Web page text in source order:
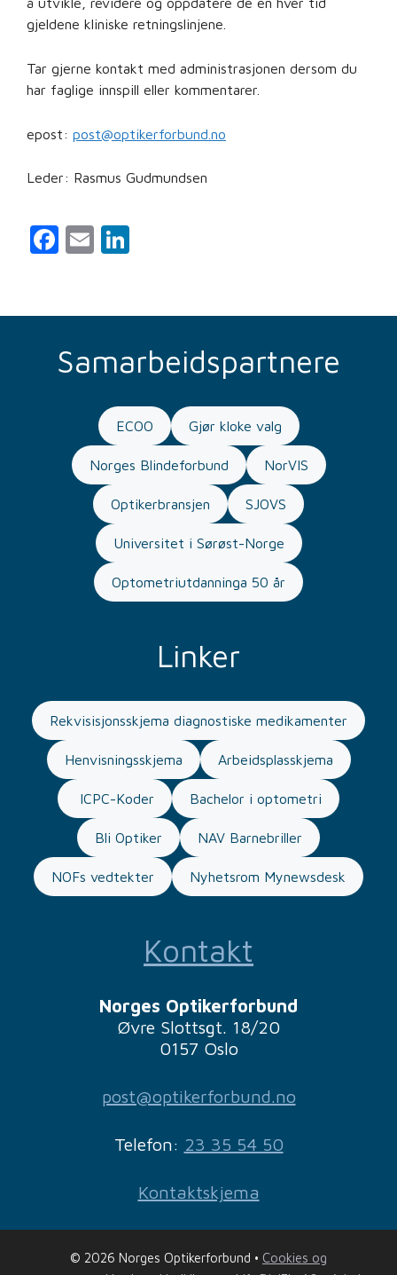
gjeldene kliniske retningslinjene.
Tar gjerne kontakt med administrasjonen dersom du
har faglige innspill eller kommentarer.
epost: post@optikerforbund.no
Leder: Rasmus Gudmundsen
F
e
b
o
E
l
e
dI
n
Samarbeidspartnere
ECOO Gjør kloke valg
Norges Blindeforbund NorVIS
Optikerbransjen SJOVS
Universitet i Sørøst-Norge
Optometriutdanninga 50 år
Linker
Rekvisisjonsskjema diagnostiske medikamenter
Henvisningsskjema Arbeidsplasskjema
ICPC-Koder Bachelor i optometri
Bli Optiker NAV Barnebriller
NOFs vedtekter Nyhetsrom Mynewsdesk
Kontakt
Norges Optikerforbund
Øvre Slottsgt. 18/20
0157 Oslo
post@optikerforbund.no
Telefon: 23 35 54 50
Kontaktskjema
© 2026 Norges Optikerforbund • Cookies og